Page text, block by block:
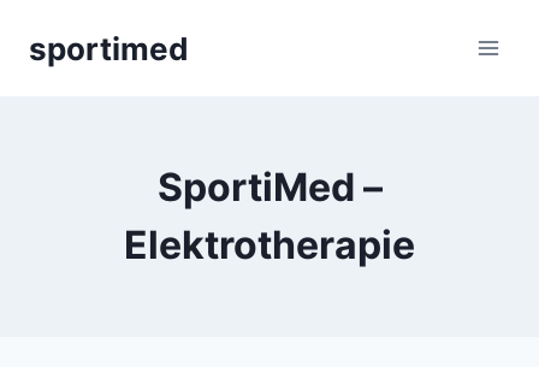
Inhaltsportimed
SportiMed –
Elektrotherapie